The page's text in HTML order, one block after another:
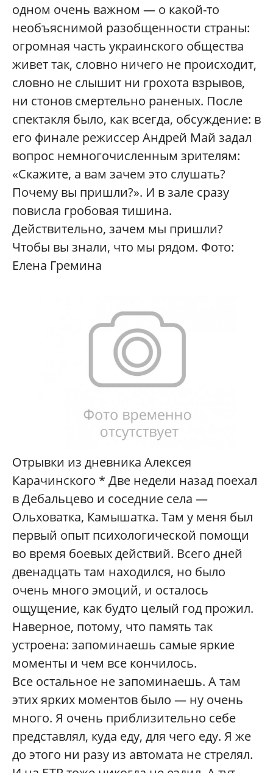
одном очень важном — о какой-то
необъяснимой разобщенности страны:
огромная часть украинского общества
живет так, словно ничего не происходит,
словно не слышит ни грохота взрывов,
ни стонов смертельно раненых. После
спектакля было, как всегда, обсуждение: в
его финале режиссер Андрей Май задал
вопрос немногочисленным зрителям:
«Скажите, а вам зачем это слушать?
Почему вы пришли?». И в зале сразу
повисла гробовая тишина.
Действительно, зачем мы пришли?
Чтобы вы знали, что мы рядом. Фото:
Елена Гремина
Отрывки из дневника Алексея
Карачинского * Две недели назад поехал
в Дебальцево и соседние села —
Ольховатка, Камышатка. Там у меня был
первый опыт психологической помощи
во время боевых действий. Всего дней
двенадцать там находился, но было
очень много эмоций, и осталось
ощущение, как будто целый год прожил.
Наверное, потому, что память так
устроена: запоминаешь самые яркие
моменты и чем все кончилось.
Все остальное не запоминаешь. А там
этих ярких моментов было — ну очень
много. Я очень приблизительно себе
представлял, куда еду, для чего еду. Я же
до этого ни разу из автомата не стрелял.